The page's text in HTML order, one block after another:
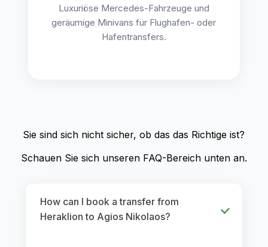
Luxuriöse Mercedes-Fahrzeuge und
geräumige Minivans für Flughafen- oder
Hafentransfers.
Sie sind sich nicht sicher, ob das das Richtige ist?
Schauen Sie sich unseren FAQ-Bereich unten an.
How can I book a transfer from
Heraklion to Agios Nikolaos?